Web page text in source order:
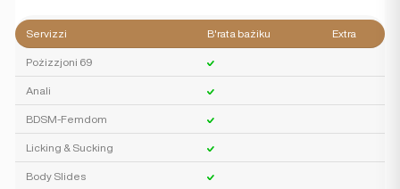
Servizzi B'rata bażiku Extra
Pożizzjoni 69
Anali
BDSM-Femdom
Licking & Sucking
Body Slides